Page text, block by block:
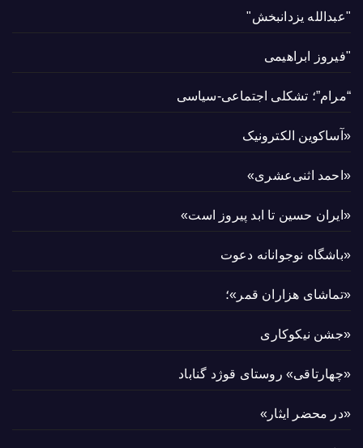
"عبدالله یزدانبخش"
"فیروز ابراهیمی
“مرام”؛ تشکلی اجتماعی-سیاسی
«آساکوین الکترونیک
«احمد اثنی‌عشری»
«ایران حسین تا ابد پیروز است»
«باشگاه نوجوانانه دعوت
«تماشای هزاران قمر»؛
«جشن نیکوکاری
«چهارتاقی» روستای قوژد گناباد
«در محضر ایثار»